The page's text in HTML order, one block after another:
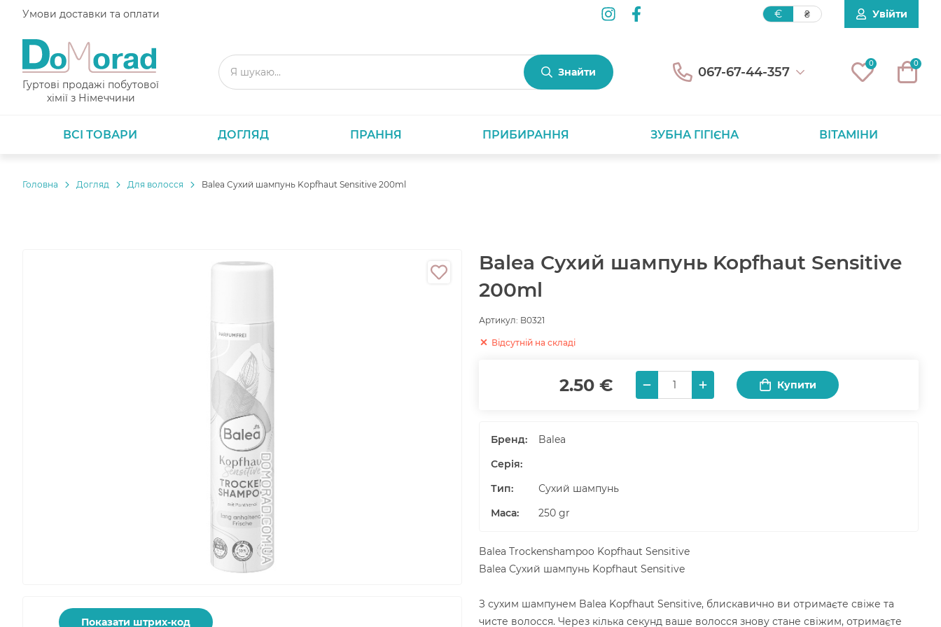
Умови доставки та оплати € ₴ Увійти
Гуртові продажі побутової
хімії з Німеччини
Знайти 067-67-44-357
0 0
ВСІ ТОВАРИ ДОГЛЯД ПРАННЯ ПРИБИРАННЯ ЗУБНА ГІГІЄНА ВІТАМІНИ
Головнa Догляд Для волосся Balea Сухий шампунь Kopfhaut Sensitive 200ml
Показати штрих-код
Balea Сухий шампунь Kopfhaut Sensitive
200ml
Артикул: B0321
Відсутній на складі
2.50 € Купити
Бренд:
Balea
Серія:
Тип:
Сухий шампунь
Маса: 250 gr
Balea Trockenshampoo Kopfhaut Sensitive
Balea Сухий шампунь Kopfhaut Sensitive
З сухим шампунем Balea Kopfhaut Sensitive, блискавично ви отримаєте свіже та
чисте волосся. Через кілька секунд ваше волосся знову стане свіжим, отримаєте